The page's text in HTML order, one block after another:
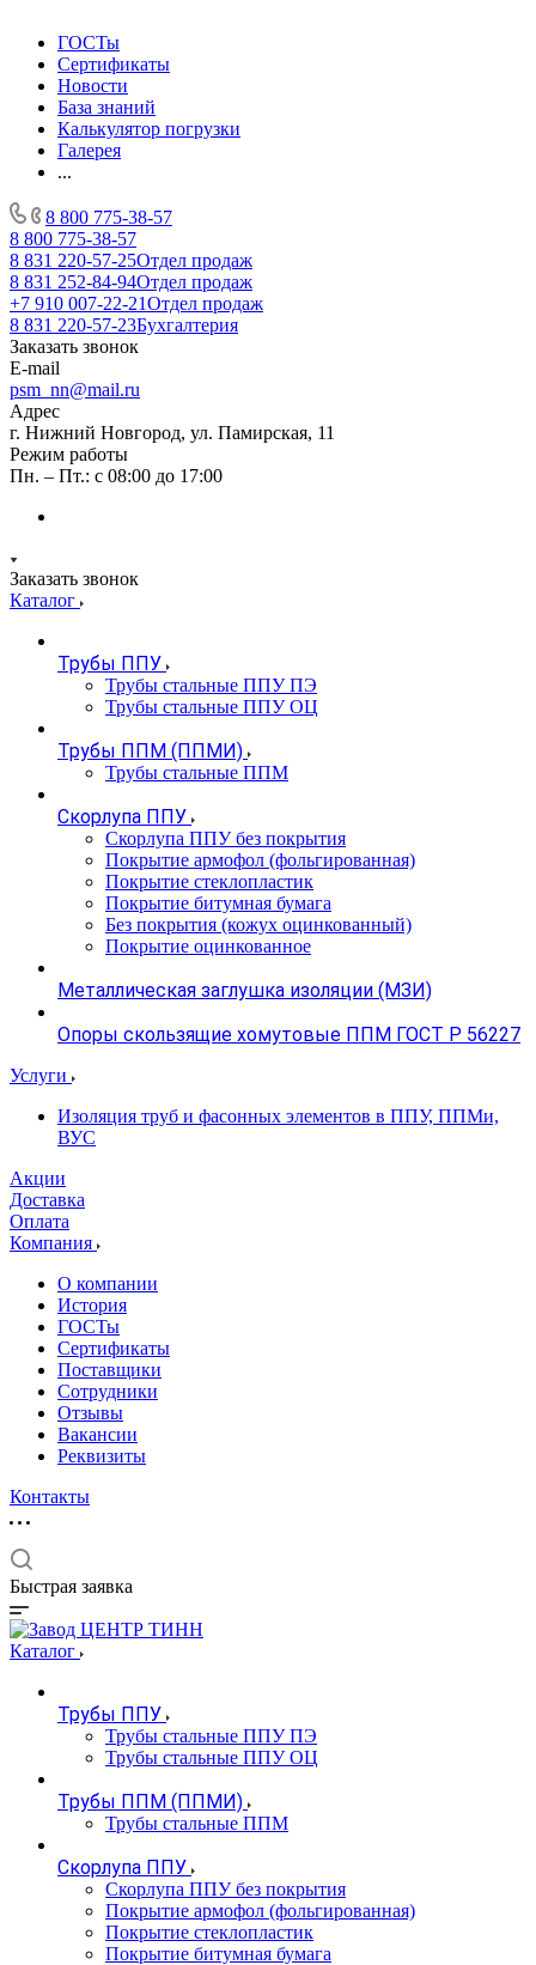
ГОСТы
Сертификаты
Новости
База знаний
Калькулятор погрузки
Галерея
...
8 800 775-38-57
8 800 775-38-57
8 831 220-57-25Отдел продаж
8 831 252-84-94Отдел продаж
+7 910 007-22-21Отдел продаж
8 831 220-57-23Бухгалтерия
Заказать звонок
E-mail
psm_nn@mail.ru
Адрес
г. Нижний Новгород, ул. Памирская, 11
Режим работы
Пн. – Пт.: с 08:00 до 17:00
Заказать звонок
Каталог
Трубы ППУ
Трубы стальные ППУ ПЭ
Трубы стальные ППУ ОЦ
Трубы ППМ (ППМИ)
Трубы стальные ППМ
Скорлупа ППУ
Скорлупа ППУ без покрытия
Покрытие армофол (фольгированная)
Покрытие стеклопластик
Покрытие битумная бумага
Без покрытия (кожух оцинкованный)
Покрытие оцинкованное
Металлическая заглушка изоляции (МЗИ)
Опоры скользящие хомутовые ППМ ГОСТ Р 56227
Услуги
Изоляция труб и фасонных элементов в ППУ, ППМи,
ВУС
Акции
Доставка
Оплата
Компания
О компании
История
ГОСТы
Сертификаты
Поставщики
Сотрудники
Отзывы
Вакансии
Реквизиты
Контакты
Быстрая заявка
Каталог
Трубы ППУ
Трубы стальные ППУ ПЭ
Трубы стальные ППУ ОЦ
Трубы ППМ (ППМИ)
Трубы стальные ППМ
Скорлупа ППУ
Скорлупа ППУ без покрытия
Покрытие армофол (фольгированная)
Покрытие стеклопластик
Покрытие битумная бумага